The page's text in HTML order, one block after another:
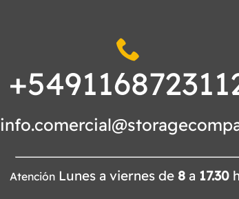
Atención Lunes a viernes de 8 a 17.30